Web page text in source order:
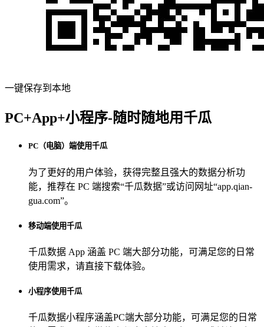
一键保存到本地
PC+App+小程序-随时随地用千瓜
PC（电脑）端使用千瓜
为了更好的用户体验，获得完整且强大的数据分析功
能，推荐在 PC 端搜索“千瓜数据”或访问网址“app.qian-
gua.com”。
移动端使用千瓜
千瓜数据 App 涵盖 PC 端大部分功能，可满足您的日常
使用需求，请直接下载体验。
小程序使用千瓜
千瓜数据小程序涵盖PC端大部分功能，可满足您的日常